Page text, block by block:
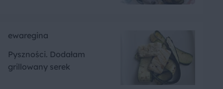
ewaregina
Pyszności. Dodałam
grillowany serek